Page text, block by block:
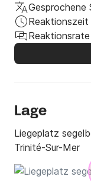
Gesprochene
Reaktionszeit
Lage
Liegeplatz
Trinité-Sur-Mer